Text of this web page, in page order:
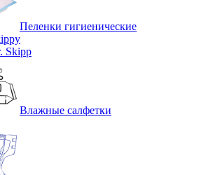
Пеленки гигиенические
Skipp
Влажные салфетки